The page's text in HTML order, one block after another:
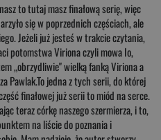
to tutaj masz finałową serię, więc
się w poprzednich częściach, ale
Jeżeli już jesteś w trakcie czytania,
potomstwa Viriona czyli mowa Io,
„obrzydliwie" wielką fanką Viriona a
Pawlak.To jedna z tych serii, do której
finałowej już serii to miód na serce.
teraz córkę naszego szermierza, i to,
na liście do poznania i